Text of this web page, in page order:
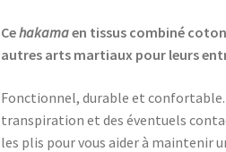
Cehakamaen tissus combiné
autres arts martiaux pour leurs
Fonctionnel, durable et confortable.
transpiration et des éventuels
les plis pour vous aider à maintenir